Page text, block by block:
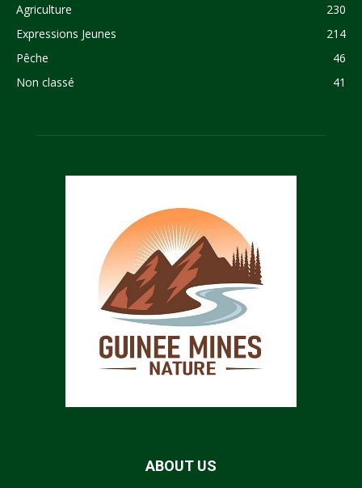
Agriculture
230
Expressions Jeunes
214
Pêche
46
Non classé
41
ABOUT US